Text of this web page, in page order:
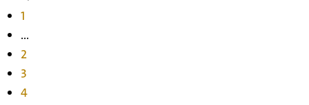
1
...
2
3
4